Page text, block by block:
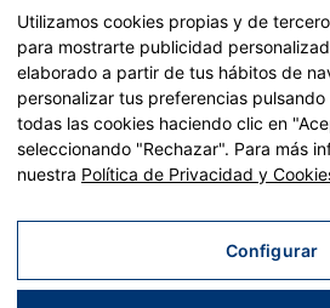
Plan de Recuperación, Transformación y
Recuperación y resiliencia,
2021/241 del Parlamento Europeo y del
Utilizamos cookies propias y de
para mostrarte publicidad
elaborado a partir de tus hábitos de
personalizar tus preferencias
todas las cookies haciendo clic en
seleccionando "Rechazar". Para más
nuestra Política de Privacidad y
Configurar